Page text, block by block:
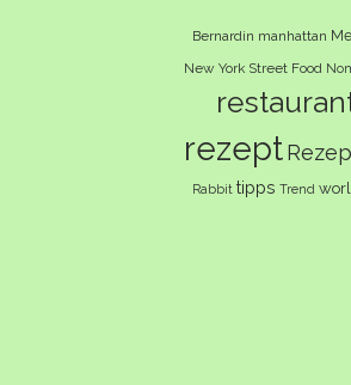
Bernardin manhattan
New York Street Food
rezept
Rabbit tipps Trend